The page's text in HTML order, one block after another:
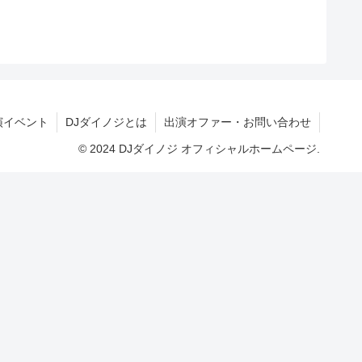
イベント DJダイノジとは 出演オファー・お問い合わせ
© 2024 DJダイノジ オフィシャルホームページ.